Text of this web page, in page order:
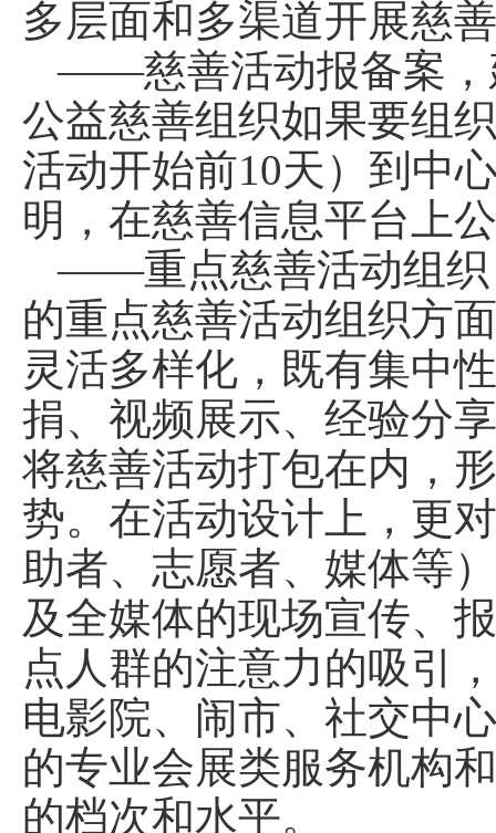
多层面和多渠道开展慈
——慈善活动报备案，
公益慈善组织如果要组
活动开始前10天）到中
明，在慈善信息平台上
——重点慈善活动组织
的重点慈善活动组织方
灵活多样化，既有集中
捐、视频展示、经验分
将慈善活动打包在内，
势。在活动设计上，更
助者、志愿者、媒体等
及全媒体的现场宣传、
点人群的注意力的吸引
电影院、闹市、社交中
的专业会展类服务机构
的档次和水平。